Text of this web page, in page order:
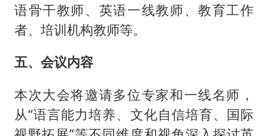
语骨干教师、英语一线教师、教育工作
者、培训机构教师等。
五、会议内容
本次大会将邀请多位专家和一线名师，
从“语言能力培养、文化自信培育、国际